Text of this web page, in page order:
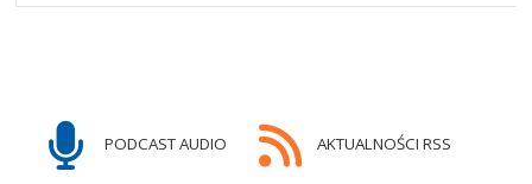
PODCAST AUDIO AKTUALNOŚCI RSS